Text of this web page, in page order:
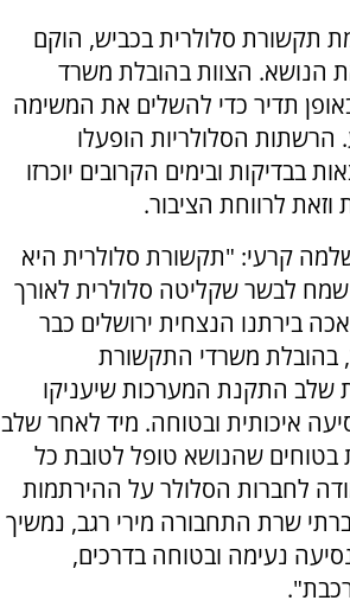
תקשורת סלולרית בכביש, הוקם
הנושא. הצוות בהובלת משרד
תדיר כדי להשלים את המשימה
הסלולריות הופעלו
בבדיקות ובימים הקרובים יוכרזו
וזאת לרווחת הציבור.
קרעי: "תקשורת סלולרית היא
שמח לבשר שקליטה סלולרית לאורך
כביש 16 בואכה בירתנו הנצחית ירושלים כבר
בהובלת משרדי התקשורת
שלב התקנת המערכות שיעניקו
איכותית ובטוחה. מיד לאחר שלב
בטוחים שהנושא טופל לטובת כל
לחברות הסלולר על ההירתמות
שרת התחבורה מירי רגב, נמשיך
נעימה ובטוחה בדרכים,